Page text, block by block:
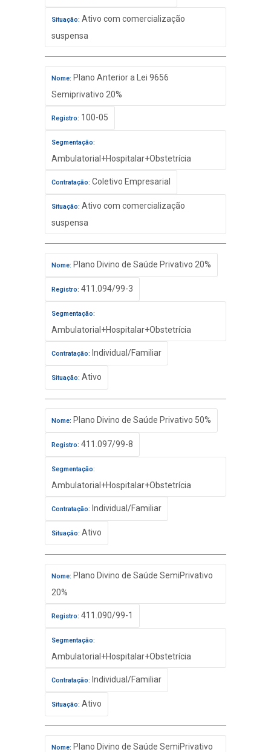
Situação: Ativo com comercialização
suspensa
Nome: Plano Anterior a Lei 9656
Semiprivativo 20%
Registro: 100-05
Segmentação:
Ambulatorial+Hospitalar+Obstetrícia
Contratação: Coletivo Empresarial
Situação: Ativo com comercialização
suspensa
Nome: Plano Divino de Saúde Privativo 20%
Registro: 411.094/99-3
Segmentação:
Ambulatorial+Hospitalar+Obstetrícia
Contratação: Individual/Familiar
Situação: Ativo
Nome: Plano Divino de Saúde Privativo 50%
Registro: 411.097/99-8
Segmentação:
Ambulatorial+Hospitalar+Obstetrícia
Contratação: Individual/Familiar
Situação: Ativo
Nome: Plano Divino de Saúde SemiPrivativo
20%
Registro: 411.090/99-1
Segmentação:
Ambulatorial+Hospitalar+Obstetrícia
Contratação: Individual/Familiar
Situação: Ativo
Nome: Plano Divino de Saúde SemiPrivativo